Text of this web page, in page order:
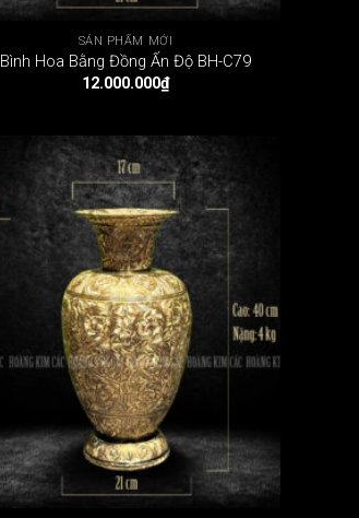
SẢN PHẨM MỚI
Bình Hoa Bằng Đồng Ấn Độ BH-C79
12.000.000₫